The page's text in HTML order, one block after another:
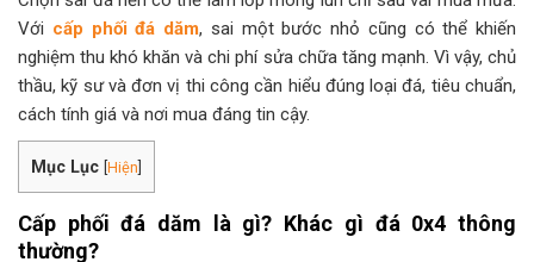
Với cấp phối đá dăm, sai một bước nhỏ cũng có thể khiến
nghiệm thu khó khăn và chi phí sửa chữa tăng mạnh. Vì vậy, chủ
thầu, kỹ sư và đơn vị thi công cần hiểu đúng loại đá, tiêu chuẩn,
cách tính giá và nơi mua đáng tin cậy.
Mục Lục [Hiện]
Cấp phối đá dăm là gì? Khác gì đá 0x4 thông
thường?